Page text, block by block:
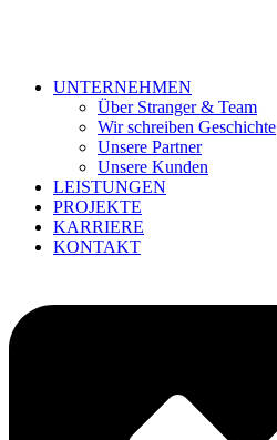
UNTERNEHMEN
Über Stranger & Team
Wir schreiben Geschichte
Unsere Partner
Unsere Kunden
LEISTUNGEN
PROJEKTE
KARRIERE
KONTAKT